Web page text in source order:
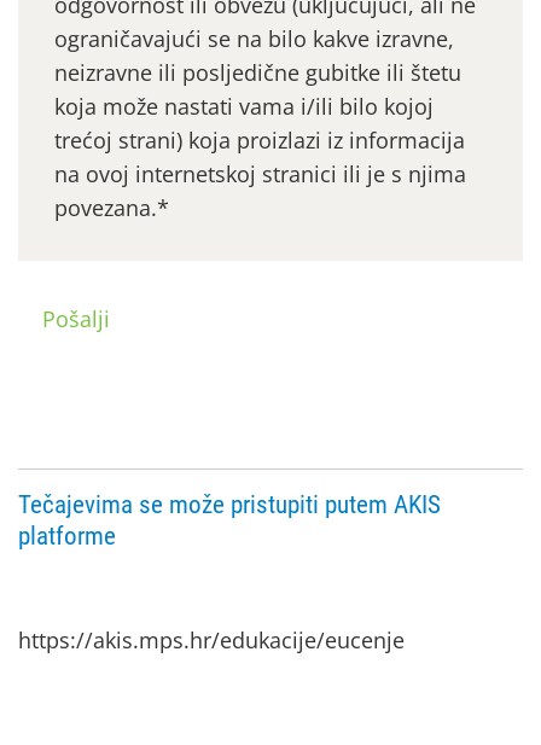
ograničavajući se na bilo kakve izravne,
neizravne ili posljedične gubitke ili štetu
koja može nastati vama i/ili bilo kojoj
trećoj strani) koja proizlazi iz informacija
na ovoj internetskoj stranici ili je s njima
povezana.*
Pošalji
Tečajevima se može pristupiti putem AKIS
platforme
https://akis.mps.hr/edukacije/eucenje